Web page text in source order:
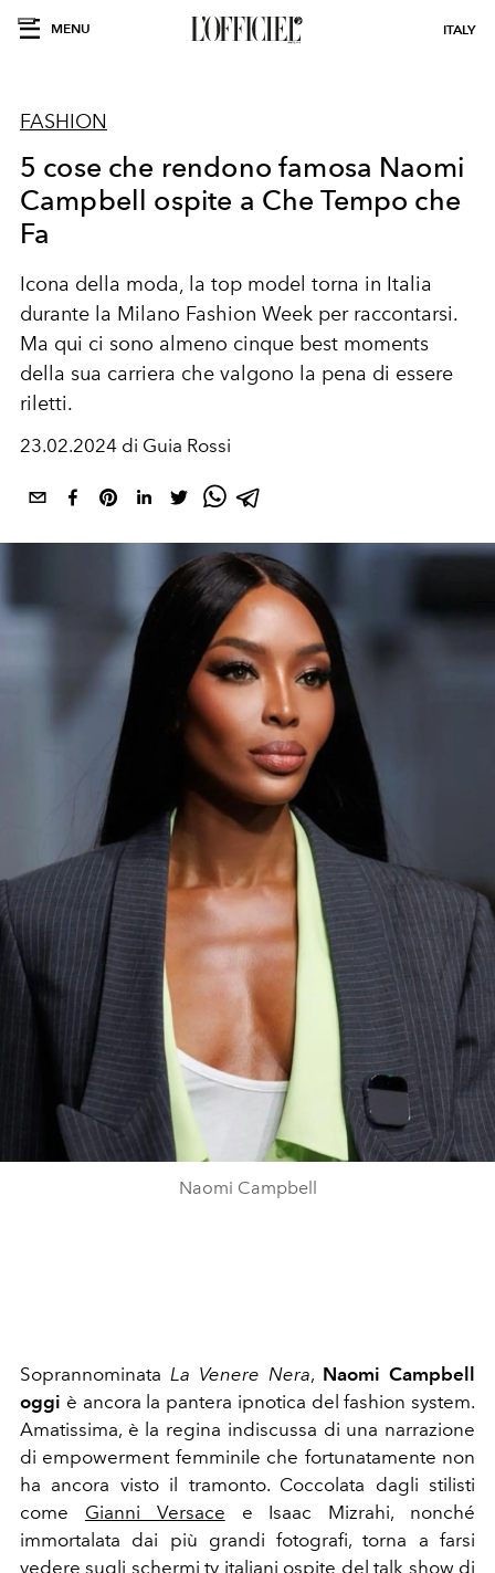
MENU ITALY
FASHION
5 cose che rendono famosa Naomi
Campbell ospite a Che Tempo che
Fa
Icona della moda, la top model torna in Italia
durante la Milano Fashion Week per raccontarsi.
Ma qui ci sono almeno cinque best moments
della sua carriera che valgono la pena di essere
riletti.
23.02.2024 di Guia Rossi
Naomi Campbell
Soprannominata La Venere Nera, Naomi Campbell
oggi è ancora la pantera ipnotica del fashion system.
Amatissima, è la regina indiscussa di una narrazione
di empowerment femminile che fortunatamente non
ha ancora visto il tramonto. Coccolata dagli stilisti
come Gianni Versace e Isaac Mizrahi, nonché
immortalata dai più grandi fotografi, torna a farsi
vedere sugli schermi tv italiani ospite del talk show di